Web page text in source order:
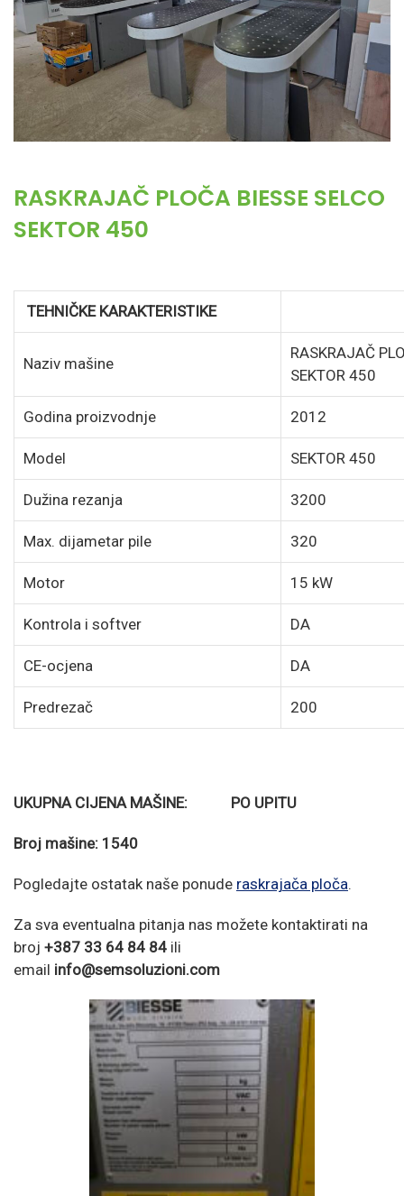
RASKRAJAČ PLOČA BIESSE SELCO
SEKTOR 450
TEHNIČKE KARAKTERISTIKE
Naziv mašine
RASKRAJAČ
SEKTOR 450
Godina proizvodnje 2012
Model SEKTOR 450
Dužina rezanja 3200
Max. dijametar pile 320
Motor 15 kW
Kontrola i softver DA
CE-ocjena DA
Predrezač 200
UKUPNA CIJENA MAŠINE: PO UPITU
Broj mašine: 1540
Pogledajte ostatak naše ponude raskrajača ploča.
Za sva eventualna pitanja nas možete kontaktirati na
broj +387 33 64 84 84 ili
email info@semsoluzioni.com